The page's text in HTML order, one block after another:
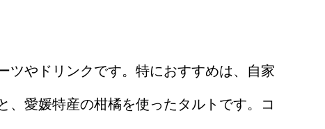
ツやドリンクです。特におすすめは、自家
、愛媛特産の柑橘を使ったタルトです。コ